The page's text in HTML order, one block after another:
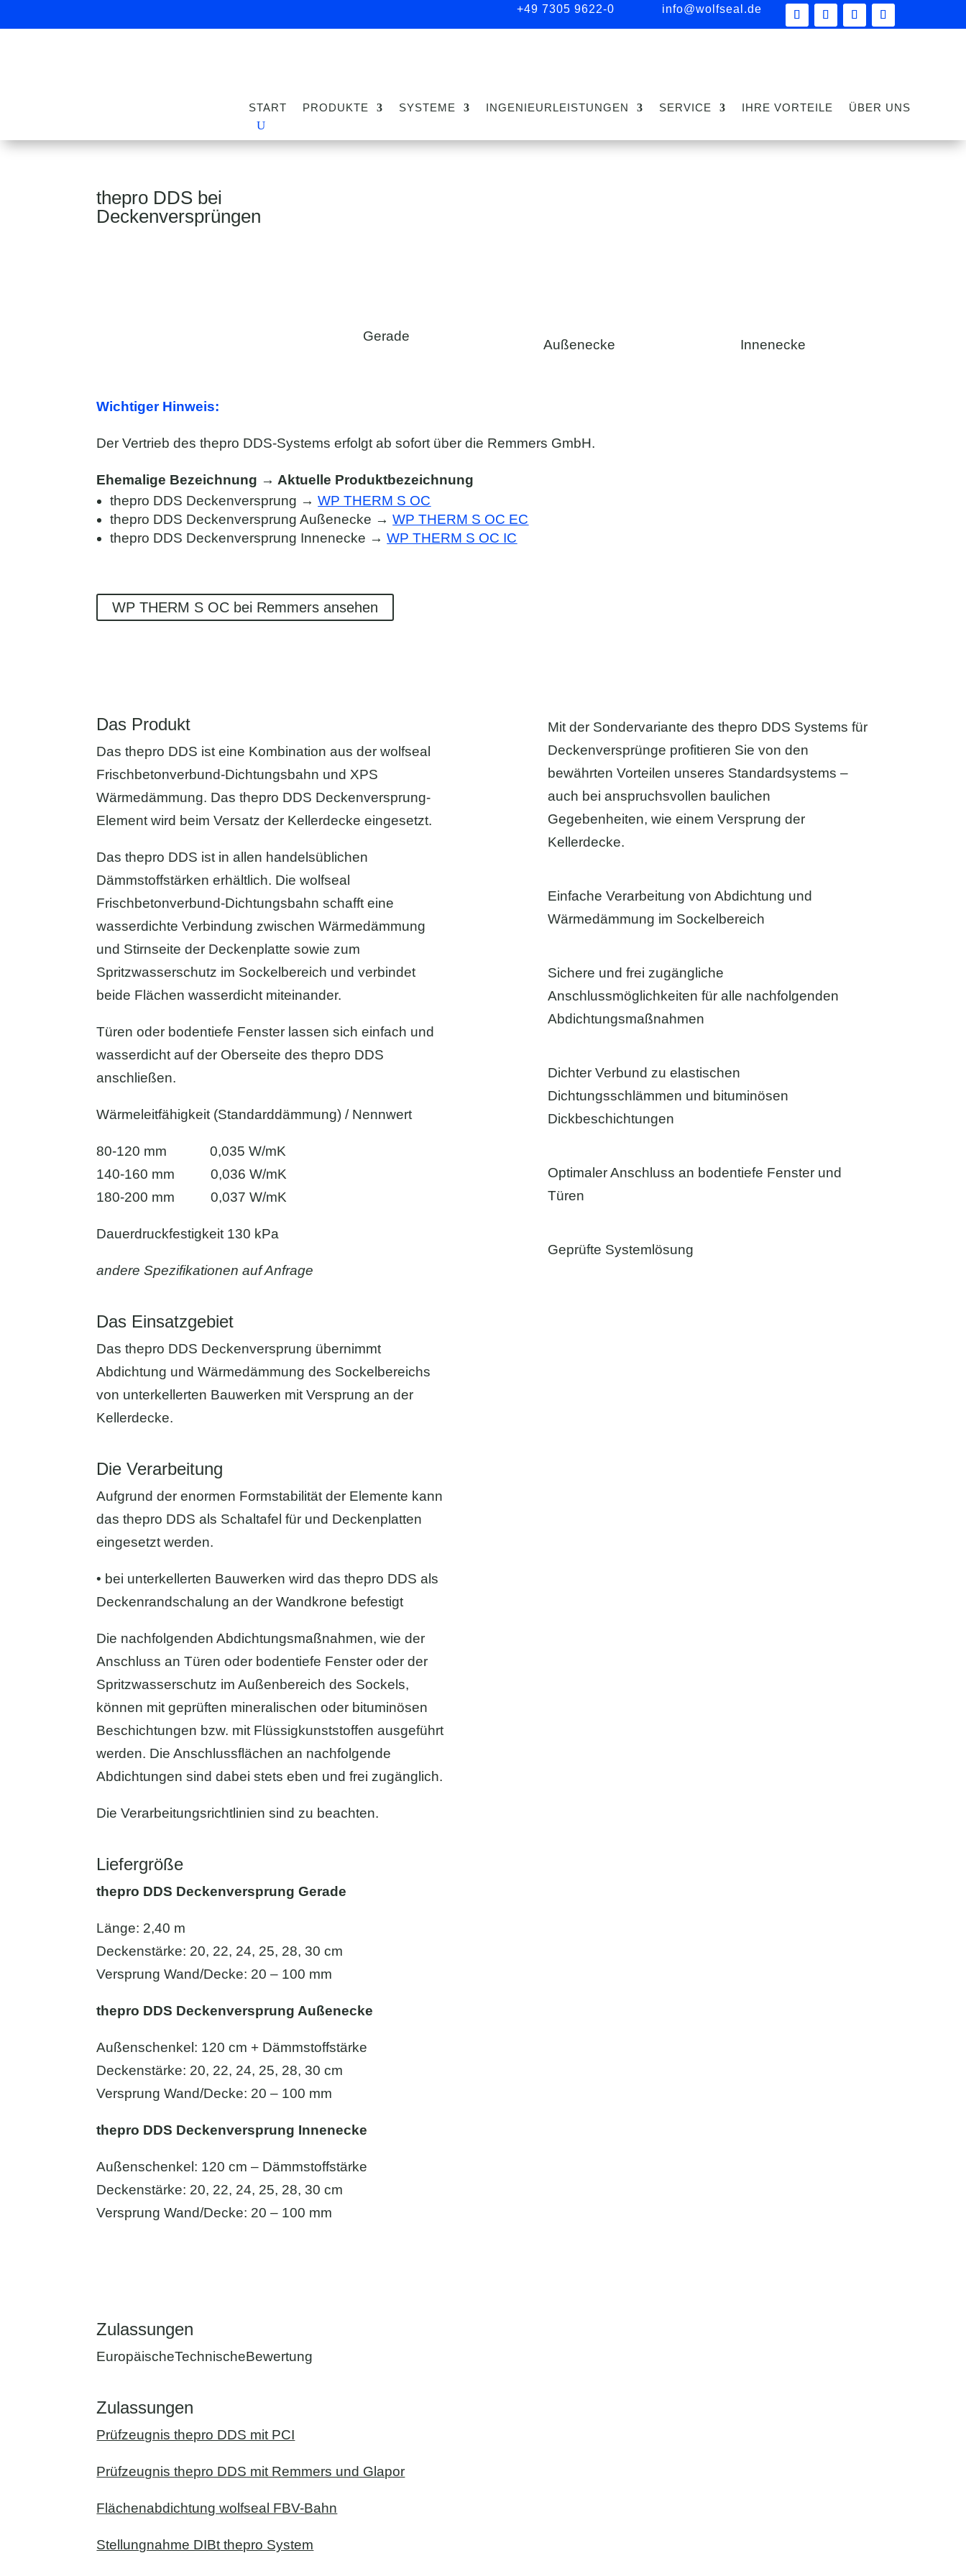
+49 7305 9622-0 info@wolfseal.de
START PRODUKTE SYSTEME INGENIEURLEISTUNGEN SERVICE IHRE VORTEILE ÜBER UNS
thepro DDS bei
Deckenversprüngen
Gerade
Außenecke Innenecke
Wichtiger Hinweis:
Der Vertrieb des thepro DDS-Systems erfolgt ab sofort über die Remmers GmbH.
Ehemalige Bezeichnung → Aktuelle Produktbezeichnung
thepro DDS Deckenversprung →WP THERM S OC
thepro DDS Deckenversprung Außenecke →WP THERM S OC EC
thepro DDS Deckenversprung Innenecke →WP THERM S OC IC
WP THERM S OC bei Remmers ansehen
Das Produkt
Das thepro DDS ist eine Kombination aus der wolfseal
Frischbetonverbund-Dichtungsbahn und XPS
Wärmedämmung. Das thepro DDS Deckenversprung-
Element wird beim Versatz der Kellerdecke eingesetzt.
Das thepro DDS ist in allen handelsüblichen
Dämmstoffstärken erhältlich. Die wolfseal
Frischbetonverbund-Dichtungsbahn schafft eine
wasserdichte Verbindung zwischen Wärmedämmung
und Stirnseite der Deckenplatte sowie zum
Spritzwasserschutz im Sockelbereich und verbindet
beide Flächen wasserdicht miteinander.
Türen oder bodentiefe Fenster lassen sich einfach und
wasserdicht auf der Oberseite des thepro DDS
anschließen.
Wärmeleitfähigkeit (Standarddämmung) / Nennwert
80-120 mm 0,035 W/mK
140-160 mm 0,036 W/mK
180-200 mm 0,037 W/mK
Dauerdruckfestigkeit 130 kPa
andere Spezifikationen auf Anfrage
Das Einsatzgebiet
Das thepro DDS Deckenversprung übernimmt
Abdichtung und Wärmedämmung des Sockelbereichs
von unterkellerten Bauwerken mit Versprung an der
Kellerdecke.
Die Verarbeitung
Aufgrund der enormen Formstabilität der Elemente kann
das thepro DDS als Schaltafel für und Deckenplatten
eingesetzt werden.
• bei unterkellerten Bauwerken wird das thepro DDS als
Deckenrandschalung an der Wandkrone befestigt
Die nachfolgenden Abdichtungsmaßnahmen, wie der
Anschluss an Türen oder bodentiefe Fenster oder der
Spritzwasserschutz im Außenbereich des Sockels,
können mit geprüften mineralischen oder bituminösen
Beschichtungen bzw. mit Flüssigkunststoffen ausgeführt
werden. Die Anschlussflächen an nachfolgende
Abdichtungen sind dabei stets eben und frei zugänglich.
Die Verarbeitungsrichtlinien sind zu beachten.
Liefergröße
thepro DDS Deckenversprung Gerade
Länge: 2,40 m
Deckenstärke: 20, 22, 24, 25, 28, 30 cm
Versprung Wand/Decke: 20 – 100 mm
thepro DDS Deckenversprung Außenecke
Außenschenkel: 120 cm + Dämmstoffstärke
Deckenstärke: 20, 22, 24, 25, 28, 30 cm
Versprung Wand/Decke: 20 – 100 mm
thepro DDS Deckenversprung Innenecke
Außenschenkel: 120 cm – Dämmstoffstärke
Deckenstärke: 20, 22, 24, 25, 28, 30 cm
Versprung Wand/Decke: 20 – 100 mm
Mit der Sondervariante des thepro DDS Systems für
Deckenversprünge profitieren Sie von den
bewährten Vorteilen unseres Standardsystems –
auch bei anspruchsvollen baulichen
Gegebenheiten, wie einem Versprung der
Kellerdecke.
Einfache Verarbeitung von Abdichtung und
Wärmedämmung im Sockelbereich
Sichere und frei zugängliche
Anschlussmöglichkeiten für alle nachfolgenden
Abdichtungsmaßnahmen
Dichter Verbund zu elastischen
Dichtungsschlämmen und bituminösen
Dickbeschichtungen
Optimaler Anschluss an bodentiefe Fenster und
Türen
Geprüfte Systemlösung
Zulassungen
EuropäischeTechnischeBewertung
Zulassungen
Prüfzeugnis thepro DDS mit PCI
Prüfzeugnis thepro DDS mit Remmers und Glapor
Flächenabdichtung wolfseal FBV-Bahn
Stellungnahme DIBt thepro System